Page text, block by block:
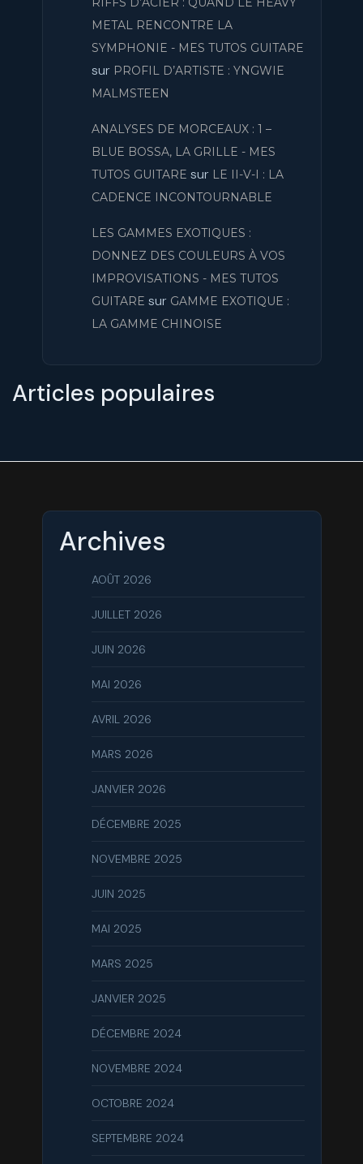
METAL RENCONTRE LA
SYMPHONIE - MES TUTOS GUITARE
sur PROFIL D’ARTISTE : YNGWIE
MALMSTEEN
ANALYSES DE MORCEAUX : 1 –
BLUE BOSSA, LA GRILLE - MES
TUTOS GUITARE sur LE II-V-I : LA
CADENCE INCONTOURNABLE
LES GAMMES EXOTIQUES :
DONNEZ DES COULEURS À VOS
IMPROVISATIONS - MES TUTOS
GUITARE sur GAMME EXOTIQUE :
LA GAMME CHINOISE
Articles populaires
Archives
AOÛT 2026
JUILLET 2026
JUIN 2026
MAI 2026
AVRIL 2026
MARS 2026
JANVIER 2026
DÉCEMBRE 2025
NOVEMBRE 2025
JUIN 2025
MAI 2025
MARS 2025
JANVIER 2025
DÉCEMBRE 2024
NOVEMBRE 2024
OCTOBRE 2024
SEPTEMBRE 2024